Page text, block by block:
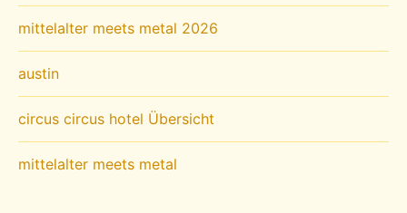
mittelalter meets metal 2026
austin
circus circus hotel Übersicht
mittelalter meets metal